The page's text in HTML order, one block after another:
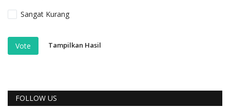
Sangat Kurang
Vote Tampilkan Hasil
FOLLOW US